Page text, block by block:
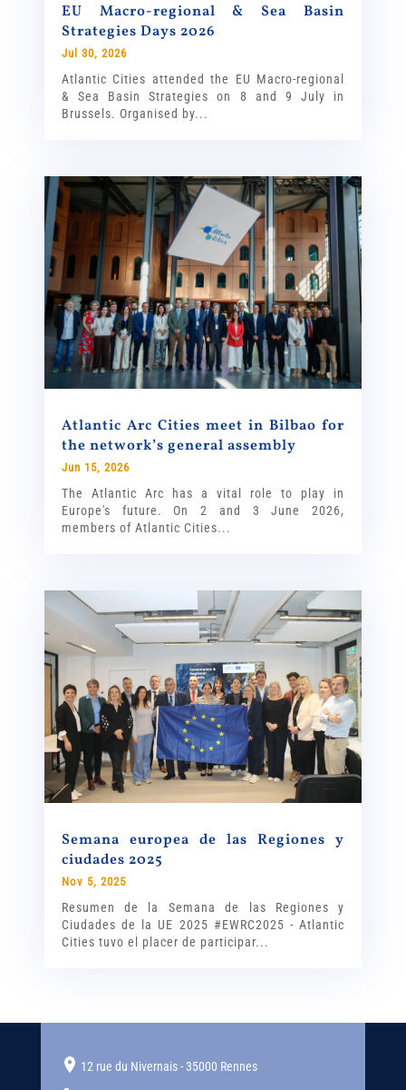
EU Macro-regional & Sea Basin
Strategies Days 2026
Jul 30, 2026
Atlantic Cities attended the EU Macro-regional
& Sea Basin Strategies on 8 and 9 July in
Brussels. Organised by...
Atlantic Arc Cities meet in Bilbao for
the network’s general assembly
Jun 15, 2026
The Atlantic Arc has a vital role to play in
Europe's future. On 2 and 3 June 2026,
members of Atlantic Cities...
Semana europea de las Regiones y
ciudades 2025
Nov 5, 2025
Resumen de la Semana de las Regiones y
Ciudades de la UE 2025 #EWRC2025 - Atlantic
Cities tuvo el placer de participar...
12 rue du Nivernais - 35000 Rennes